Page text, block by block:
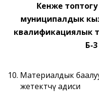
Кенже
муниципалдык
квалификациялык
Б-
Материалдык
жетектөөчү адиси